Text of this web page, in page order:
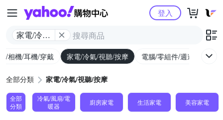
Yahoo購物中心
家電/冷氣/
登入
/相機/耳機/穿戴 家電/冷氣/視聽/按摩 電腦/零組件/週邊/遊戲
全部分類 家電/冷氣/視聽/按摩
全部
分類
冷氣/風扇/電
暖器
廚房家電 生活家電 美容家電